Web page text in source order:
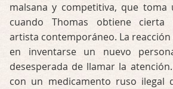
malsana y competitiva, que toma
cuando Thomas obtiene cierta
artista contemporáneo. La reacción
en inventarse un nuevo
desesperada de llamar la
con un medicamento ruso ilegal